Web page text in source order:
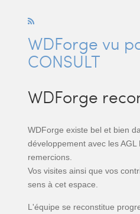
WDForge vu
CONSULT
WDForge
WDForge existe bel et bien
développement avec les
remercions.
Vos visites ainsi que vos
sens à cet espace.
L'équipe se reconstitue